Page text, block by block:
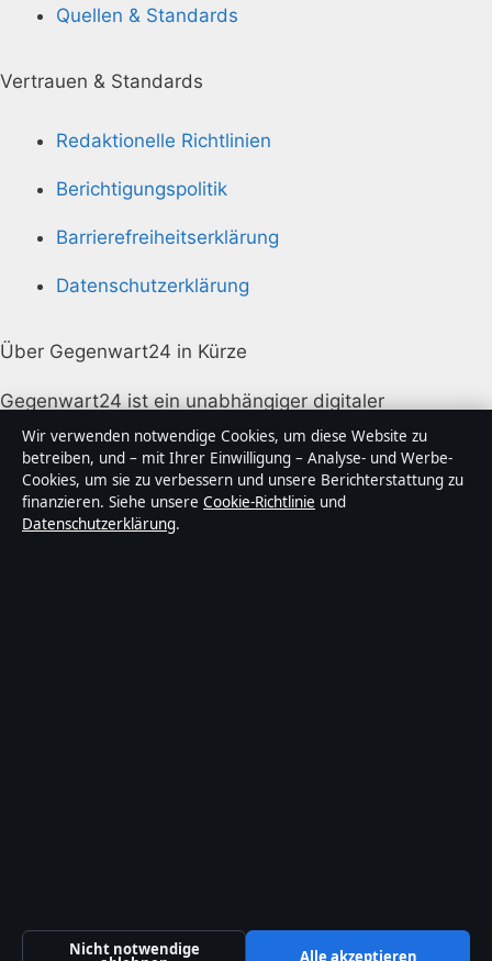
Quellen & Standards
Vertrauen & Standards
Redaktionelle Richtlinien
Berichtigungspolitik
Barrierefreiheitserklärung
Datenschutzerklärung
Über Gegenwart24 in Kürze
Gegenwart24 ist ein unabhängiger digitaler
Nachrichtenanbieter mit Fokus auf Politik, Wirtschaft,
Technik und Gesellschaft in Deutschland. Jeder Artikel
trägt eine Byline, wird von einem Redakteur geprüft
und vor der Veröffentlichung faktengecheckt.
Wir verwenden notwendige Cookies, um diese Website zu
betreiben, und – mit Ihrer Einwilligung – Analyse- und Werbe-
Cookies, um sie zu verbessern und unsere Berichterstattung zu
finanzieren. Siehe unsere Cookie-Richtlinie und
Datenschutzerklärung.
Nicht notwendige Alle akzeptieren